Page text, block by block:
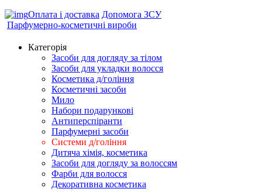
Оплата і доставка Допомога ЗСУ
Парфумерно-косметичні вироби
Категорія
Засоби для догляду за тілом
Засоби для укладки волосся
Косметика д/гоління
Косметичні засоби
Мило
Набори подарункові
Антиперспіранти
Парфумерні засоби
Системи д/гоління
Дитяча хімія, косметика
Засоби для догляду за волоссям
Фарби для волосся
Декоративна косметика